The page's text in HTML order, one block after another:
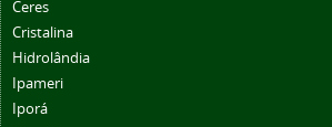
Cristalina
Hidrolândia
Ipameri
Iporá
Morrinhos